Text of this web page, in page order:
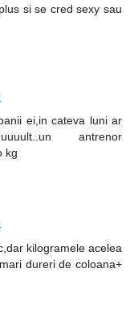
si se cred sexy sau
ei,in cateva luni ar
antrenor
kg
kilogramele acelea
dureri de coloana+